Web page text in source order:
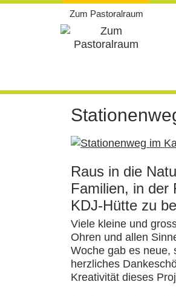
Zum Pastoralraum
Raus in die
Familien, in der
KDJ-Hütte zu
Viele kleine und
Ohren und allen
Woche gab es neue,
herzliches
Kreativität dieses